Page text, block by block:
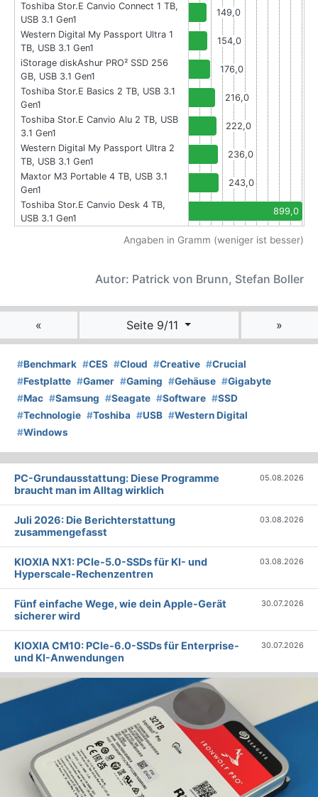
Toshiba Stor.E Canvio Connect 1 TB,
USB 3.1 Gen1
149,0
Western Digital My Passport Ultra 1
TB, USB 3.1 Gen1
154,0
iStorage diskAshur PRO² SSD 256
GB, USB 3.1 Gen1
176,0
Toshiba Stor.E Basics 2 TB, USB 3.1
Gen1
216,0
Toshiba Stor.E Canvio Alu 2 TB, USB
3.1 Gen1
222,0
Western Digital My Passport Ultra 2
TB, USB 3.1 Gen1
236,0
Maxtor M3 Portable 4 TB, USB 3.1
Gen1
243,0
Toshiba Stor.E Canvio Desk 4 TB,
USB 3.1 Gen1
899,0
Angaben in Gramm (weniger ist besser)
Autor: Patrick von Brunn, Stefan Boller
« Seite 9/11 »
#Benchmark #CES #Cloud #Creative #Crucial
#Festplatte #Gamer #Gaming #Gehäuse #Gigabyte
#Mac #Samsung #Seagate #Software #SSD
#Technologie #Toshiba #USB #Western Digital
#Windows
PC-Grundausstattung: Diese Programme
braucht man im Alltag wirklich
05.08.2026
Juli 2026: Die Bericht­erstattung
zusammengefasst
03.08.2026
KIOXIA NX1: PCIe-5.0-SSDs für KI- und
Hyperscale-Rechenzentren
03.08.2026
Fünf einfache Wege, wie dein Apple-Gerät
sicherer wird
30.07.2026
KIOXIA CM10: PCIe-6.0-SSDs für Enterprise-
und KI-Anwendungen
30.07.2026